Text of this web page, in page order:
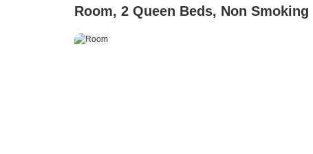
Room, 2 Queen Beds, Non Smoking